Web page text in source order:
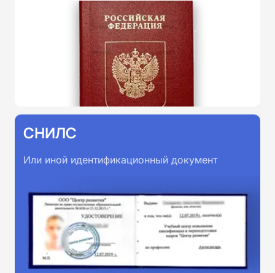
СНИЛС
Или иной идентификационный документ